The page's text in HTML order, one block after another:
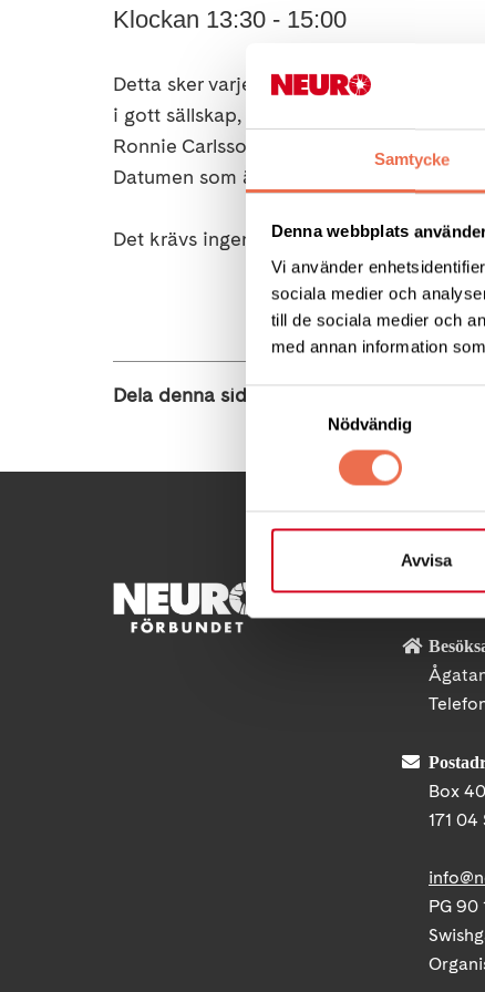
Samtycke
Denna webbplats
Vi använder
sociala medier och
till de sociala medier och
med annan information
Samtyckesval
Nödvändig
Avvisa
Klockan 13:30 - 15:00
Detta sker varje onsdag eftermiddag
i gott sällskap, köpa en lott eller för att
Ronnie Carlsson och Birgitta Andersson
Datumen som är kvar för våren är:
Det krävs ingen föranmälan och nya som
Dela denna sida:
Box
171 04
PG 90